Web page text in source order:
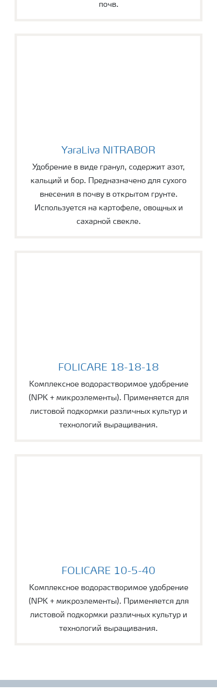
почв.
YaraLiva NITRABOR
YaraLiva NITRABOR
Удобрение в виде гранул, содержит азот,
кальций и бор. Предназначено для сухого
внесения в почву в открытом грунте.
Используется на картофеле, овощных и
сахарной свекле.
FOLICARE 18-18-18
FOLICARE 18-18-18
Комплексное водорастворимое удобрение
(NPK + микроэлементы). Применяется для
листовой подкормки различных культур и
технологий выращивания.
FOLICARE 10-5-40
FOLICARE 10-5-40
Комплексное водорастворимое удобрение
(NPK + микроэлементы). Применяется для
листовой подкормки различных культур и
технологий выращивания.